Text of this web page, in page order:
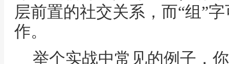
层前置的社交关系，而“组”
作。
举个实战中常见的例子，